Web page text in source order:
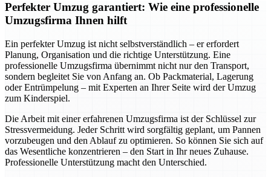
Perfekter Umzug garantiert: Wie eine professionelle
Umzugsfirma Ihnen hilft
Ein perfekter Umzug ist nicht selbstverständlich – er erfordert
Planung, Organisation und die richtige Unterstützung. Eine
professionelle Umzugsfirma übernimmt nicht nur den Transport,
sondern begleitet Sie von Anfang an. Ob Packmaterial, Lagerung
oder Entrümpelung – mit Experten an Ihrer Seite wird der Umzug
zum Kinderspiel.
Die Arbeit mit einer erfahrenen Umzugsfirma ist der Schlüssel zur
Stressvermeidung. Jeder Schritt wird sorgfältig geplant, um Pannen
vorzubeugen und den Ablauf zu optimieren. So können Sie sich auf
das Wesentliche konzentrieren – den Start in Ihr neues Zuhause.
Professionelle Unterstützung macht den Unterschied.